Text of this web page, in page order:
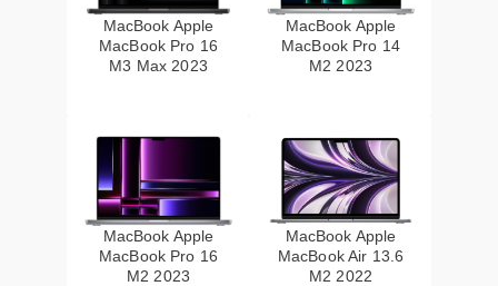
MacBook Apple
MacBook Pro 16
M3 Max 2023
MacBook Apple
MacBook Pro 14
M2 2023
MacBook Apple
MacBook Pro 16
M2 2023
MacBook Apple
MacBook Air 13.6
M2 2022